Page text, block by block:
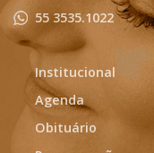
55 3535.1022
Institucional
Agenda
Obituário